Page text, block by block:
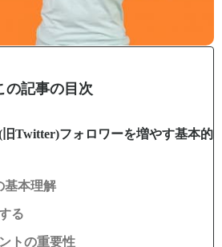
の記事の目次
旧Twitter)フォロワーを増やす基本的
基本理解
る
トの重要性